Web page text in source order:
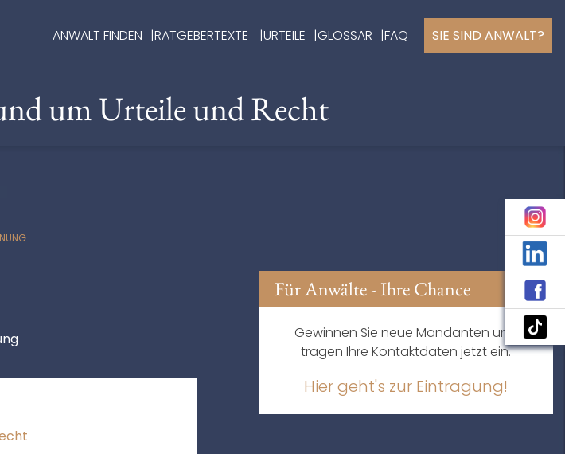
ANWALT FINDEN RATGEBERTEXTE URTEILE GLOSSAR FAQ SIE SIND ANWALT?
um Urteile und Recht
Für Anwälte - Ihre Chance
Gewinnen Sie neue Mandanten und
tragen Ihre Kontaktdaten jetzt ein.
Hier geht's zur Eintragung!